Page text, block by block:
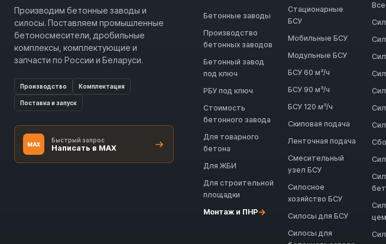
Производим бетонные заводы и
силосы. Поставляем промышленные
бетоносмесители, дробильные
комплексы, комплектующие и
запчасти по России и Беларуси.
Производство Комплектация
Поставка и запуск
MAX
Быстрый запрос
Написать в MAX
Бетонные заводы
Производство
бетонных заводов
Бетонный завод
под ключ
РБУ под ключ
Стоимость
бетонного завода
Для товарного
бетона
Для ЖБИ
Для строительной
площадки
Монтаж и ПНР→
Стационарные
БСУ
Мобильные БСУ
Модульные БСУ
БСУ 60 м³/ч
БСУ 90 м³/ч
БСУ 120 м³/ч
Скиповая подача
Ленточная подача
Смесительный
узел БСУ
Силосное
хозяйство БСУ
Силосы для БСУ
Силосы для